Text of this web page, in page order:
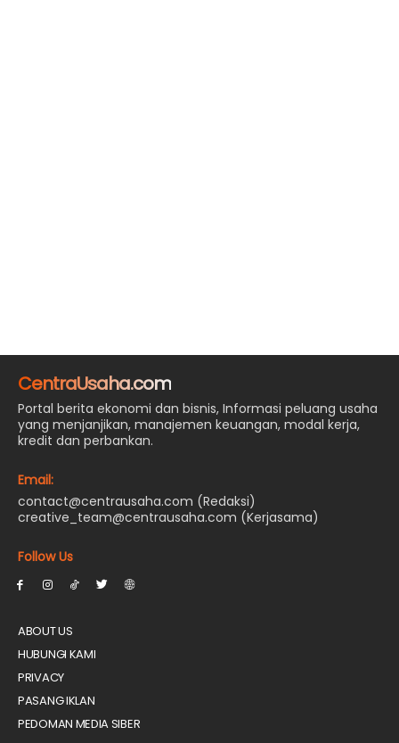
CentraUsaha.com
Portal berita ekonomi dan bisnis, Informasi peluang usaha
yang menjanjikan, manajemen keuangan, modal kerja,
kredit dan perbankan.
Email:
contact@centrausaha.com (Redaksi)
creative_team@centrausaha.com (Kerjasama)
Follow Us
ABOUT US
HUBUNGI KAMI
PRIVACY
PASANG IKLAN
PEDOMAN MEDIA SIBER